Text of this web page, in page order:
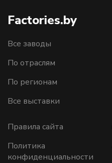
Factories.by
Все заводы
По отраслям
По регионам
Все выставки
Правила сайта
Политика
конфиденциальности